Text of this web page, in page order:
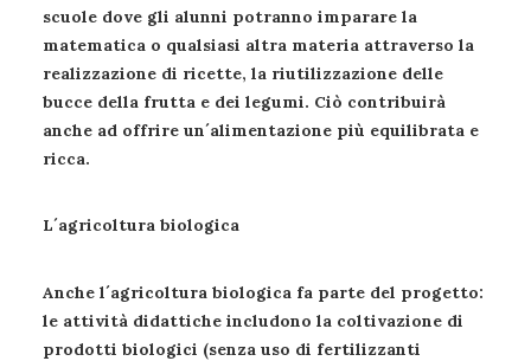
scuole dove gli alunni potranno imparare la
matematica o qualsiasi altra materia attraverso la
realizzazione di ricette, la riutilizzazione delle
bucce della frutta e dei legumi. Ciò contribuirà
anche ad offrire un´alimentazione più equilibrata e
ricca.
L´agricoltura biologica
Anche l´agricoltura biologica fa parte del progetto:
le attività didattiche includono la coltivazione di
prodotti biologici (senza uso di fertilizzanti